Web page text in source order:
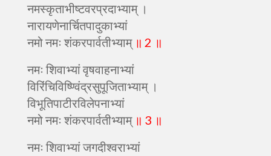
नमस्कृताभीष्टवरप्रदाभ्याम् ।
नारायणेनार्चितपादुकाभ्यां
नमो नमः शंकरपार्वतीभ्याम् ॥ 2 ॥
नमः शिवाभ्यां वृषवाहनाभ्यां
विरिंचिविष्ण्विंद्रसुपूजिताभ्याम् ।
विभूतिपाटीरविलेपनाभ्यां
नमो नमः शंकरपार्वतीभ्याम् ॥ 3 ॥
नमः शिवाभ्यां जगदीश्वराभ्यां